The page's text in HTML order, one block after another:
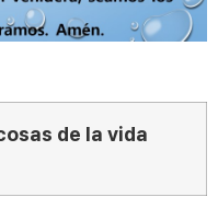
de la vida